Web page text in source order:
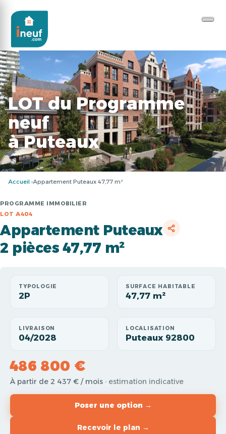
LOT du Programme
neuf
à Puteaux
Accueil Appartement Puteaux 47,77 m²
PROGRAMME IMMOBILIER
LOT A404
Appartement Puteaux
2 pièces 47,77 m²
TYPOLOGIE
2P
SURFACE HABITABLE
47,77 m²
LIVRAISON
04/2028
LOCALISATION
Puteaux 92800
486 800 €
À partir de 2 437 € / mois · estimation indicative
Poser une option →
Recevoir le plan →